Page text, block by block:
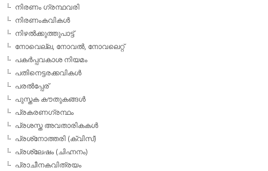
നിരണം ഗ്രന്ഥവരി
നിരണംകവികള്‍
നിഴല്‍ക്കുത്തുപാട്ട്
നോവെല്ല, നോവല്‍, നോവലെറ്റ്
പകര്‍പ്പവകാശ നിയമം
പതിനെട്ടരക്കവികള്‍
പരല്‍പ്പേര്
പുസ്തക കൗതുകങ്ങള്‍
പ്രകരണഗ്രന്ഥം
പ്രശസ്ത അവതാരികകള്‍
പ്രശ്‌നോത്തരി (ക്വിസ്)
പ്രശ്ലേഷം (ചിഹ്നനം)
പ്രാചീനകവിത്രയം